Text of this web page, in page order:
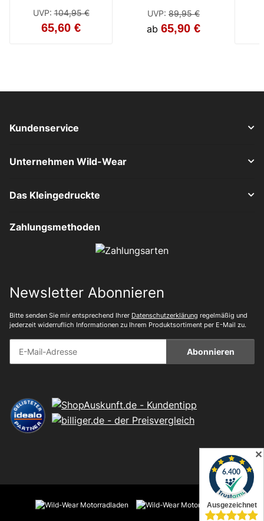
UVP:104,95 €
65,60 €
UVP: 89,95 €
ab 65,90 €
Kundenservice
Unternehmen Wild-Wear
Das Kleingedruckte
Zahlungsmethoden
Newsletter Abonnieren
Bitte senden Sie mir entsprechend Ihrer Datenschutzerklärung regelmäßig und
jederzeit widerruflich Informationen zu Ihrem Produktsortiment per E-Mail zu.
Abonnieren
✕